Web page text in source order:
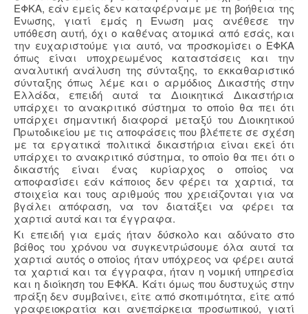
ΕΦΚΑ, εάν εμείς δεν καταφέρναμε με τη βοήθεια της
Ένωσης, γιατί εμάς η Ενωση μας ανέθεσε την
υπόθεση αυτή, όχι ο καθένας ατομικά από εσάς, και
την ευχαριστούμε για αυτό, να προσκομίσει ο ΕΦΚΑ
όπως είναι υποχρεωμένος καταστάσεις και την
αναλυτική ανάλυση της σύνταξης, το εκκαθαριστικό
σύνταξης όπως λέμε και ο αρμόδιος Δικαστής στην
Ελλάδα, επειδή αυτά τα Διοικητικά Δικαστήρια
υπάρχει το ανακριτικό σύστημα το οποίο θα πει ότι
υπάρχει σημαντική διαφορά μεταξύ του Διοικητικού
Πρωτοδικείου με τις αποφάσεις που βλέπετε σε σχέση
με τα εργατικά πολιτικά δικαστήρια είναι εκεί ότι
υπάρχει το ανακριτικό σύστημα, το οποίο θα πει ότι ο
δικαστής είναι ένας κυρίαρχος ο οποίος να
αποφασίσει εάν κάποιος δεν φέρει τα χαρτιά, τα
στοιχεία και τους αριθμούς που χρειάζονται για να
βγάλει απόφαση, να τον διατάξει να φέρει τα
χαρτιά αυτά και τα έγγραφα.
Κι επειδή για εμάς ήταν δύσκολο και αδύνατο στο
βάθος του χρόνου να συγκεντρώσουμε όλα αυτά τα
χαρτιά αυτός ο οποίος ήταν υπόχρεος να φέρει αυτά
τα χαρτιά και τα έγγραφα, ήταν η νομική υπηρεσία
και η διοίκηση του ΕΦΚΑ. Κάτι όμως που δυστυχώς στην
πράξη δεν συμβαίνει, είτε από σκοπιμότητα, είτε από
γραφειοκρατία και ανεπάρκεια προσωπικού, γιατί